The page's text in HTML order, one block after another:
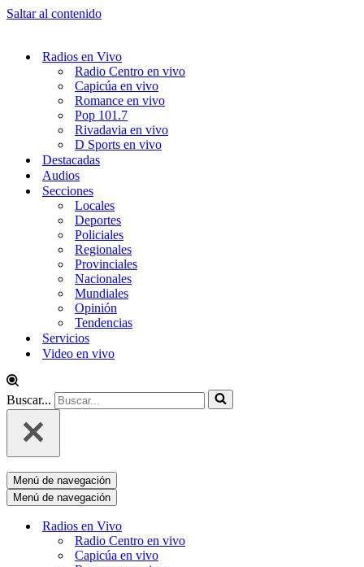
Saltar al contenido
Radios en Vivo
Radio Centro en vivo
Capicúa en vivo
Romance en vivo
Pop 101.7
Rivadavia en vivo
D Sports en vivo
Destacadas
Audios
Secciones
Locales
Deportes
Policiales
Regionales
Provinciales
Nacionales
Mundiales
Opinión
Tendencias
Servicios
Video en vivo
Buscar...
Menú de navegación
Menú de navegación
Radios en Vivo
Radio Centro en vivo
Capicúa en vivo